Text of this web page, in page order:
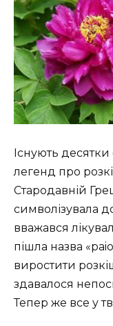
Існують
легенд про
Стародавній
символізувала
вважався
пішла назва
виростити
здавалося
Тепер же все у